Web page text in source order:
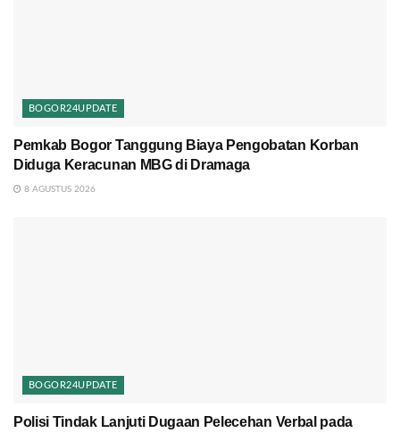
BOGOR24UPDATE
Pemkab Bogor Tanggung Biaya Pengobatan Korban
Diduga Keracunan MBG di Dramaga
8 AGUSTUS 2026
BOGOR24UPDATE
Polisi Tindak Lanjuti Dugaan Pelecehan Verbal pada